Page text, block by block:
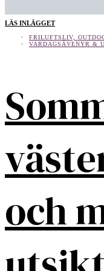
LÄS INLÄGGET
FRILUFTSLIV,
VARDAGSÄVENYR &
och